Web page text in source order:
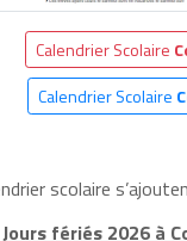
Calendrier Scolaire
Calendrier Scolaire
scolaire
Jours fériés 2026 à